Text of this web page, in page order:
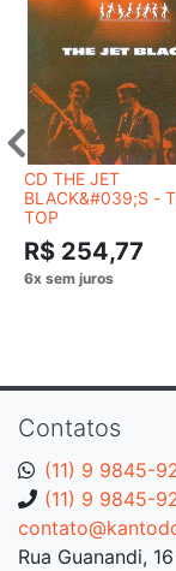
CD THE JET
BLACK&#039;S ‎-
TOP
R$ 254,77
Contatos
(11) 9 9845-
(11) 9 9845-
Rua Guanandi,